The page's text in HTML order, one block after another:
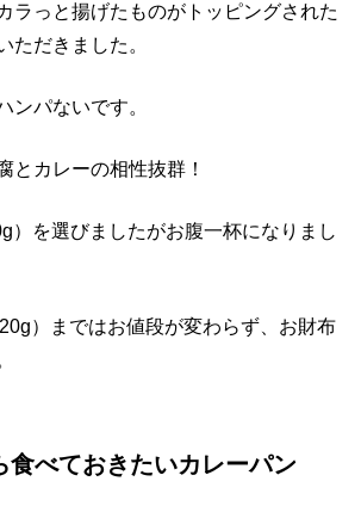
ラっと揚げたものがトッピングされた
ただきました。
ンパないです。
とカレーの相性抜群！
）を選びましたがお腹一杯になりまし
）まではお値段が変わらず、お財布
食べておきたいカレーパン